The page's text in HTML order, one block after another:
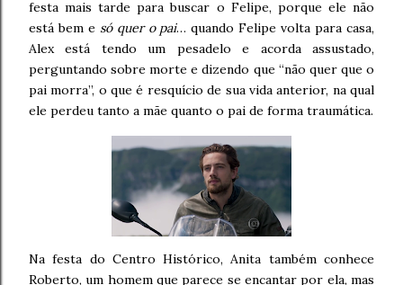
festa mais tarde para buscar o Felipe, porque ele não
está bem e só quer o pai… quando Felipe volta para casa,
Alex está tendo um pesadelo e acorda assustado,
perguntando sobre morte e dizendo que “não quer que o
pai morra”, o que é resquício de sua vida anterior, na qual
ele perdeu tanto a mãe quanto o pai de forma traumática.
Na festa do Centro Histórico, Anita também conhece
Roberto, um homem que parece se encantar por ela, mas